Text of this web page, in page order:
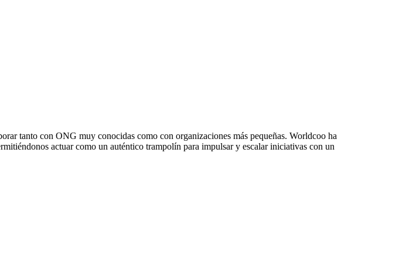
tanto con ONG muy conocidas como con organizaciones más pequeñas. Worldcoo ha
actuar como un auténtico trampolín para impulsar y escalar iniciativas con un